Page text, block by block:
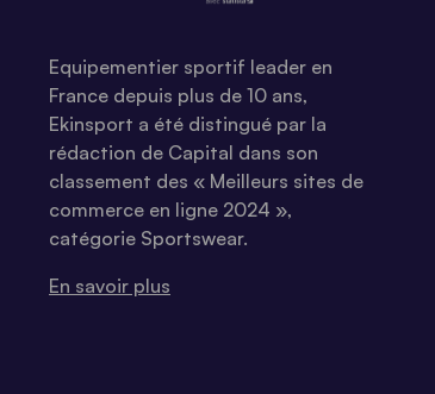
Equipementier sportif leader en
France depuis plus de 10 ans,
Ekinsport a été distingué par la
rédaction de Capital dans son
classement des « Meilleurs sites de
commerce en ligne 2024 »,
catégorie Sportswear.
En savoir plus